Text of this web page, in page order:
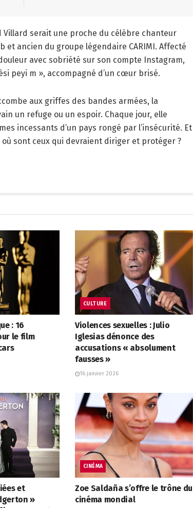
Villard serait une proche du célèbre chanteur
et ancien du groupe légendaire CARIMI. Affecté
avec sobriété sur son compte Instagram,
peyi m », accompagné d’un cœur brisé.
aux griffes des bandes armées, la
un refuge ou un espoir. Chaque jour, elle
incessants d’un pays rongé par l’insécurité. Et
sont ceux qui devraient diriger et protéger ?
: 16
le film
CULTURE
Violences sexuelles : Julio
Iglesias dénonce des
accusations « absolument
fausses »
16 janvier 2026
et
»
CINÉMA
Zoe Saldaña s’offre le trône du
cinéma mondial